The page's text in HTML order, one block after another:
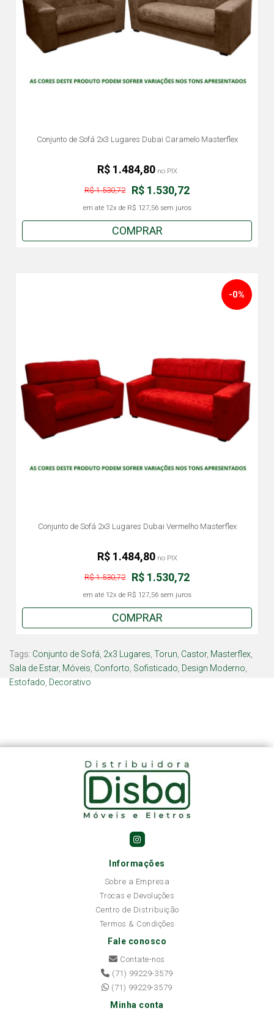
Conjunto de Sofá 2x3 Lugares Dubai Caramelo Masterflex
R$ 1.530,72
R$ 1.530,72
em até 12x de R$ 127,56sem juros
R$ 1.484,80no PIX
COMPRAR
Conjunto de Sofá 2x3 Lugares Dubai Vermelho Masterflex
-0%
R$ 1.530,72
R$ 1.530,72
em até 12x de R$ 127,56sem juros
R$ 1.484,80no PIX
COMPRAR
Tags: Conjunto de Sofá 2x3 Lugares Torun Castor, Masterflex
Sala de Estar, Móveis Conforto Sofisticado Design Moderno
Estofado Decorativo
Informações
Sobre a Empresa
Trocas e Devoluções
Centro de Distribuição
Termos & Condições
Fale conosco
Contate-nos
(71) 99229-3579
(71) 99229-3579
Minha conta